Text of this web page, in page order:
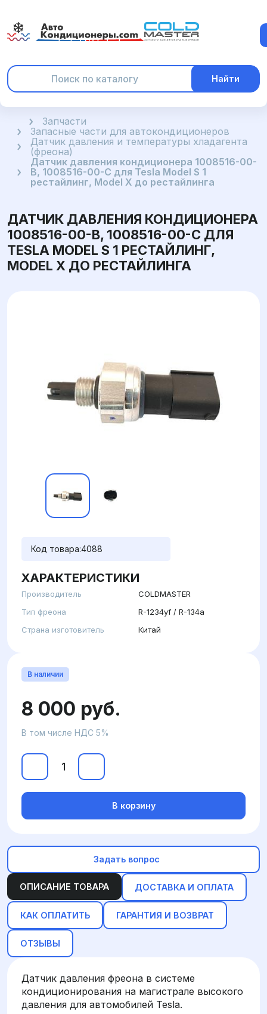
Найти
ГлавнаяЗапчасти
Запасные части для автокондиционеров
Датчик давления и температуры хладагента
(фреона)
Датчик давления кондиционера 1008516-00-
B, 1008516-00-C для Tesla Model S 1
рестайлинг, Model X до рестайлинга
ДАТЧИК ДАВЛЕНИЯ КОНДИЦИОНЕРА
1008516-00-B, 1008516-00-C ДЛЯ
TESLA MODEL S 1 РЕСТАЙЛИНГ,
MODEL X ДО РЕСТАЙЛИНГА
Код товара:4088
ХАРАКТЕРИСТИКИ
Производитель
COLDMASTER
Тип фреона
R-1234yf / R-134a
Страна изготовитель
Китай
ОПИСАНИЕ ТОВАРА ДОСТАВКА И ОПЛАТА
КАК ОПЛАТИТЬ ГАРАНТИЯ И ВОЗВРАТ
ОТЗЫВЫ
Датчик давления фреона в системе
кондиционирования на магистрале высокого
давления для автомобилей Tesla.
В наличии
8 000 руб.
В том числе НДС 5%
В корзину
Задать вопрос